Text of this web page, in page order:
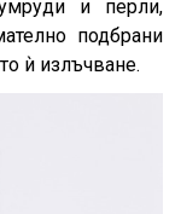
и перли,
подбрани
ѝ излъчване.